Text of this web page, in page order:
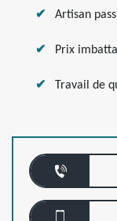
Artisan
Prix
Travail de